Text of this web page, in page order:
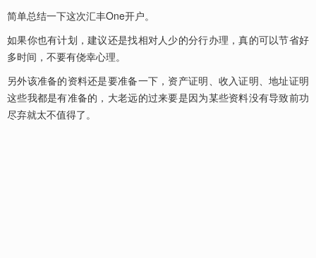
简单总结一下这次汇丰One开户。
如果你也有计划，建议还是找相对人少的分行办理，真的可以节省好
多时间，不要有侥幸心理。
另外该准备的资料还是要准备一下，资产证明、收入证明、地址证明
这些我都是有准备的，大老远的过来要是因为某些资料没有导致前功
尽弃就太不值得了。